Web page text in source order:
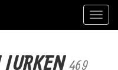
JURKEN469